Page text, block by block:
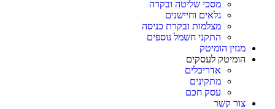
מסכי שליטה ובקרה
גלאים וחיישנים
מצלמות ובקרת כניסה
התקני חשמל נוספים
מגזין הומיטק
הומיטק לעסקים
אדריכלים
מתקינים
עסק חכם
צור קשר